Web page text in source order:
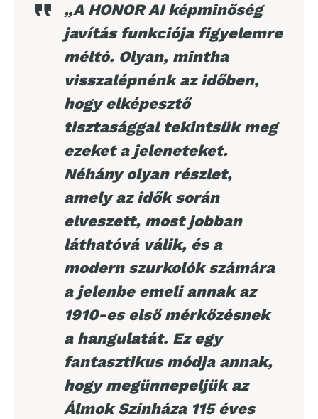
„A HONOR AI képminőség
javítás funkciója figyelemre
méltó. Olyan, mintha
visszalépnénk az időben,
hogy elképesztő
tisztasággal tekintsük meg
ezeket a jeleneteket.
Néhány olyan részlet,
amely az idők során
elveszett, most jobban
láthatóvá válik, és a
modern szurkolók számára
a jelenbe emeli annak az
1910-es első mérkőzésnek
a hangulatát. Ez egy
fantasztikus módja annak,
hogy megünnepeljük az
Álmok Színháza 115 éves